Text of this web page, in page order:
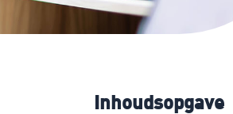
Inhoudsopgave